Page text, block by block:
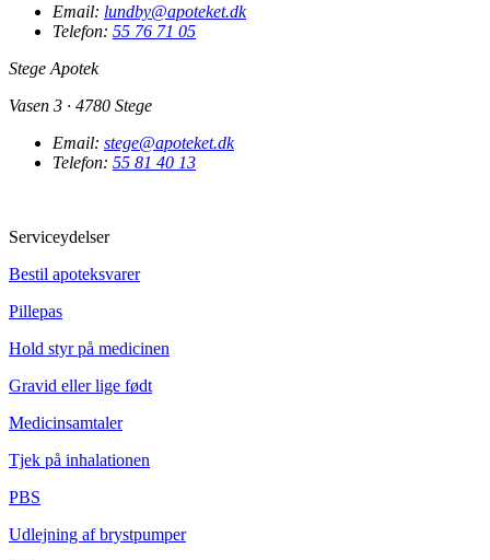
Email: lundby@apoteket.dk
Telefon: 55 76 71 05
Stege Apotek
Vasen 3 · 4780 Stege
Email: stege@apoteket.dk
Telefon: 55 81 40 13
Serviceydelser
Bestil apoteksvarer
Pillepas
Hold styr på medicinen
Gravid eller lige født
Medicinsamtaler
Tjek på inhalationen
PBS
Udlejning af brystpumper